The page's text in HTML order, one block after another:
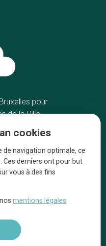
pour
de la Ville
De ambachtslieden
Over ons
Ze praten over ons!
kennisgevingen
cookies
de navigation optimale, ce
Ces derniers ont pour but
vous à des fins
nosmentions légales